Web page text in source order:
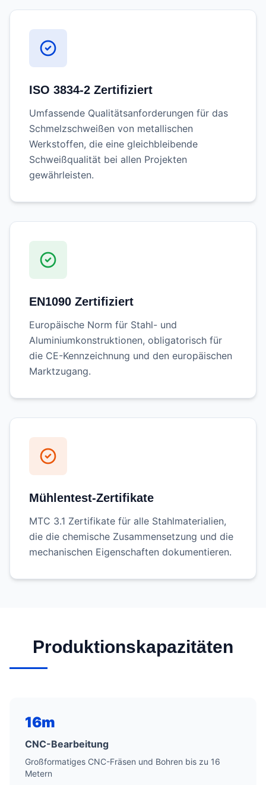
ISO 3834-2 Zertifiziert
Umfassende Qualitätsanforderungen für das
Schmelzschweißen von metallischen
Werkstoffen, die eine gleichbleibende
Schweißqualität bei allen Projekten
gewährleisten.
EN1090 Zertifiziert
Europäische Norm für Stahl- und
Aluminiumkonstruktionen, obligatorisch für
die CE-Kennzeichnung und den europäischen
Marktzugang.
Mühlentest-Zertifikate
MTC 3.1 Zertifikate für alle Stahlmaterialien,
die die chemische Zusammensetzung und die
mechanischen Eigenschaften dokumentieren.
Produktionskapazitäten
16m
CNC-Bearbeitung
Großformatiges CNC-Fräsen und Bohren bis zu 16
Metern